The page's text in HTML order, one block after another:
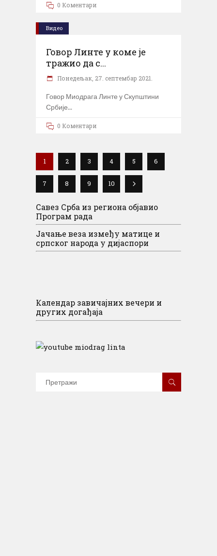
0 Коментари
Видео
Говор Линте у коме је
тражио да с...
Понедељак, 27. септембар 2021.
Говор Миодрага Линте у Скупштини
Србије
0 Коментари
1 2 3 4 5 6
7 8 9 10
Савез Срба из региона објавио
Програм рада
Јачање веза између матице и
српског народа у дијаспори
Календар завичајних вечери и
других догађаја